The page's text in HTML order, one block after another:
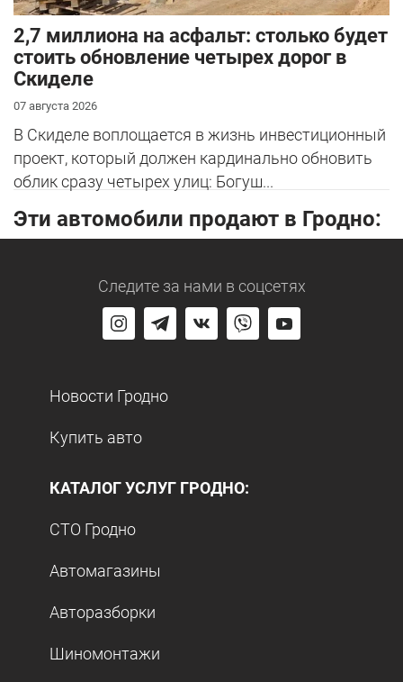
2,7 миллиона на асфальт: столько будет
стоить обновление четырех дорог в
Скиделе
07 августа 2026
В Скиделе воплощается в жизнь инвестиционный
проект, который должен кардинально обновить
облик сразу четырех улиц: Богуш...
Эти автомобили продают в Гродно:
Следите за нами в соцсетях
Новости Гродно
Купить авто
КАТАЛОГ УСЛУГ ГРОДНО:
СТО Гродно
Автомагазины
Авторазборки
Шиномонтажи